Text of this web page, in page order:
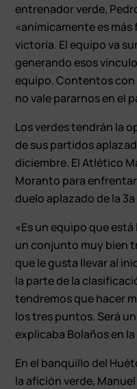
entrenador verde,
«anímicamente es
victoria. El equipo va
generando esos
equipo. Contentos con
no vale pararnos en el
Los verdes tendrán la
de sus partidos
diciembre. El Atlético
Moranto para
duelo aplazado de la
«Es un equipo que
un conjunto muy bien
que le gusta llevar al
la parte de la
tendremos que hacer
los tres puntos. Será
explicaba Bolaños en
En el banquillo del
la afición verde, Manuel